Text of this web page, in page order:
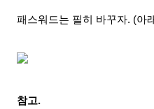
패스워드는 필히 바꾸자. (아
참고.